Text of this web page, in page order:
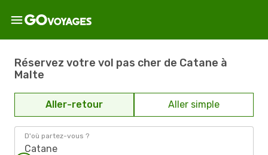
Réservez votre vol pas cher de Catane à
Malte
Aller-retour Aller simple
D'où partez-vous ?
Catane